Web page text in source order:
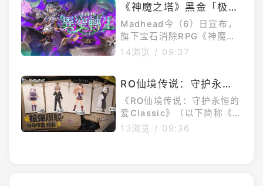
动时间：2026年8月6日09:
00至2026年8月26日18:59
奖励领取：2026年8月6日0
9:00至2026年9月2日18:5
已于2026年8月6日正式上
线。另外，官方也决定赠送
全球事前登录人数突破100
万人的追加奖励。《我的英
雄学院：UNITEDSURVIVA
UNITEDSURVIVAL》是一
款操作简单的Roguelite英
雄动作游戏，玩家需要强化
英雄的「个性」，
《神魔之塔》黑金「极限
魔祭‧司路域」将开放异
空转生龙刻霸装「双魂誓
杖」同步登场
Madhead今（6）日宣布，
旗下宝石消除RPG《神魔之
塔》的7星限定角色「极限魔
司路域」、幻化「续命禁咒‧
司路域」两种全新姿态登
场。配合「极限魔祭‧司路
域」的异空转生，龙刻霸装
「双魂誓杖」也将一并登
14浏览 / 09:37
RO仙境传说：守护永恒
的爱Classic x 枪弹辩驳
联动合作正式开跑
《RO仙境传说：守护永恒的
爱Classic》（以下简称《R
O：守爱Classic》）宣布与
13浏览 / 09:36